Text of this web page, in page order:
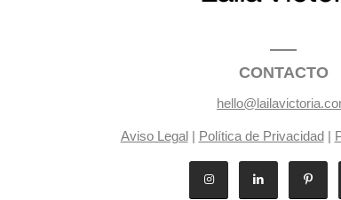
CONTACTO
Aviso Legal| Política de Privacidad|